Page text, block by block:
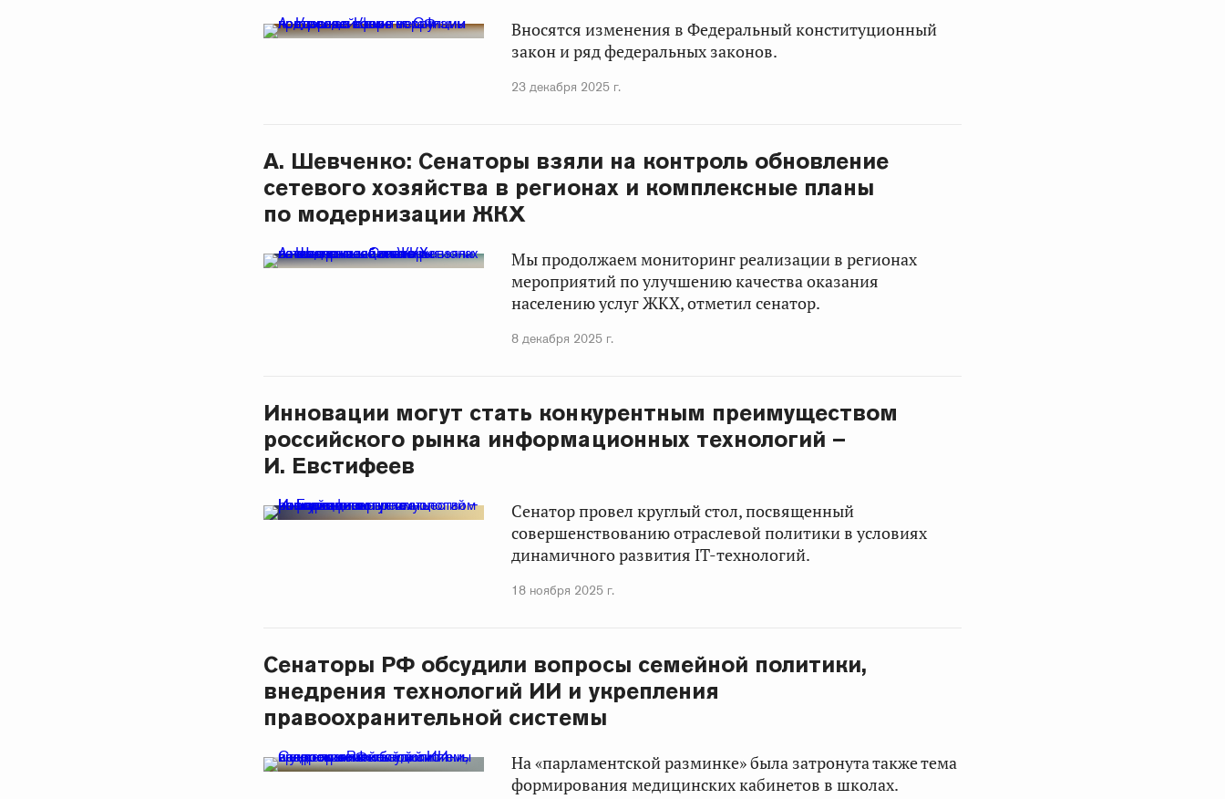
Вносятся изменения в Федеральный конституционный
закон и ряд федеральных законов.
23 декабря 2025 г.
А. Шевченко: Сенаторы взяли на контроль обновление
сетевого хозяйства в регионах и комплексные планы
по модернизации ЖКХ
Мы продолжаем мониторинг реализации в регионах
мероприятий по улучшению качества оказания
населению услуг ЖКХ, отметил сенатор.
8 декабря 2025 г.
Инновации могут стать конкурентным преимуществом
российского рынка информационных технологий –
И. Евстифеев
Сенатор провел круглый стол, посвященный
совершенствованию отраслевой политики в условиях
динамичного развития IT-технологий.
18 ноября 2025 г.
Сенаторы РФ обсудили вопросы семейной политики,
внедрения технологий ИИ и укрепления
правоохранительной системы
На «парламентской разминке» была затронута также тема
формирования медицинских кабинетов в школах.